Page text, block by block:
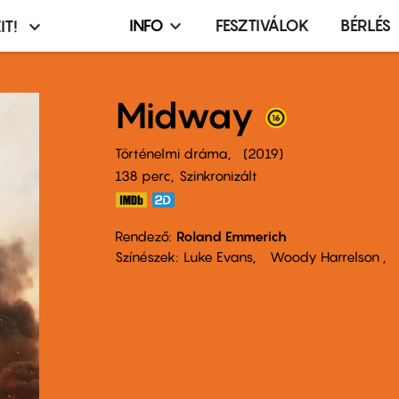
Infó,
terembérlés
menü
INFO FESZTIVÁLOK BÉRLÉS
Midway
Történelmi dráma
2019
138 perc,
Szinkronizált
Rendező Roland Emmerich
Színészek
Luke Evans Woody Harrelson